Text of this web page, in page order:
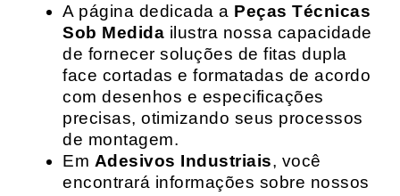
A página dedicada a Peças Técnicas
Sob Medida ilustra nossa capacidade
de fornecer soluções de fitas dupla
face cortadas e formatadas de acordo
com desenhos e especificações
precisas, otimizando seus processos
de montagem.
Em Adesivos Industriais, você
encontrará informações sobre nossos